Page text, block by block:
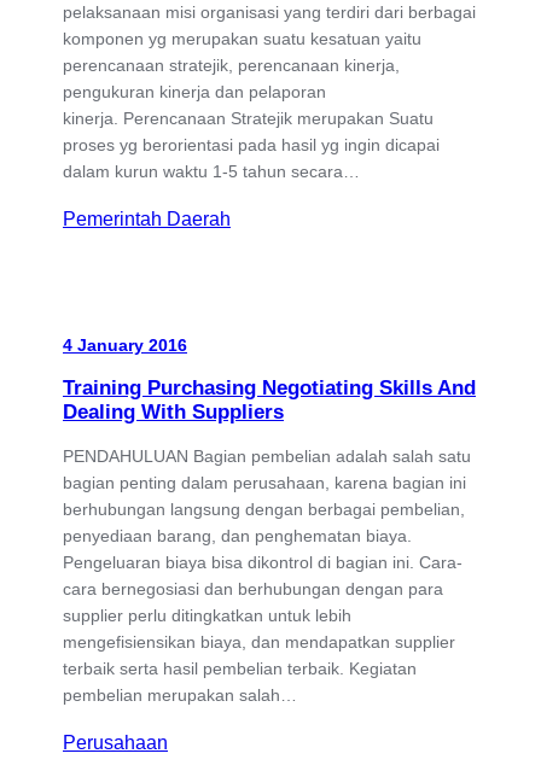
pelaksanaan misi organisasi yang terdiri dari berbagai
komponen yg merupakan suatu kesatuan yaitu
perencanaan stratejik, perencanaan kinerja,
pengukuran kinerja dan pelaporan
kinerja. Perencanaan Stratejik merupakan Suatu
proses yg berorientasi pada hasil yg ingin dicapai
dalam kurun waktu 1-5 tahun secara…
Pemerintah Daerah
4 January 2016
Training Purchasing Negotiating Skills And
Dealing With Suppliers
PENDAHULUAN Bagian pembelian adalah salah satu
bagian penting dalam perusahaan, karena bagian ini
berhubungan langsung dengan berbagai pembelian,
penyediaan barang, dan penghematan biaya.
Pengeluaran biaya bisa dikontrol di bagian ini. Cara-
cara bernegosiasi dan berhubungan dengan para
supplier perlu ditingkatkan untuk lebih
mengefisiensikan biaya, dan mendapatkan supplier
terbaik serta hasil pembelian terbaik. Kegiatan
pembelian merupakan salah…
Perusahaan